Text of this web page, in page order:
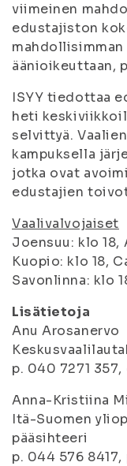
viimeinen
edustajiston
mahdollisimman
äänioikeuttaan,
ISYY tiedottaa
heti
selvittyä.
kampuksella
jotka ovat
edustajien
Vaalivalvojaiset
Joensuu: klo 18,
Kuopio: klo 18,
Savonlinna: klo
Lisätietoja
Anu Arosanervo
p. 040 7271
Anna-Kristiina
Itä-Suomen
pääsihteeri
p. 044 576